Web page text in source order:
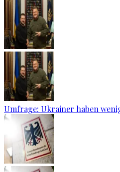
Umfrage: Ukrainer haben